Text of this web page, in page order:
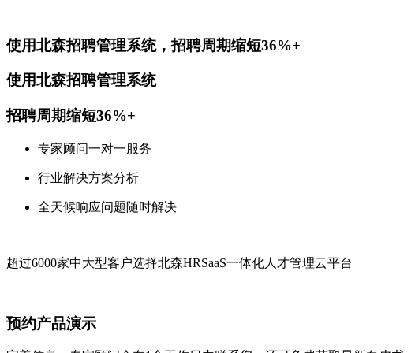
使用北森招聘管理系统，招聘周期缩短36%+
使用北森招聘管理系统
招聘周期缩短36%+
专家顾问一对一服务
行业解决方案分析
全天候响应问题随时解决
超过6000家中大型客户选择北森HRSaaS一体化人才管理云平台
预约产品演示